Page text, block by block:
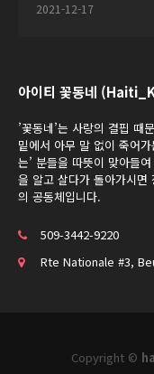
2021-12-17
아이티 꽃동네
’꽃동네’는 사랑의 결핍 때
밑에서 아무 말 없이 죽어
는’ 분들을 따뜻이 맞아들
을 알고 살다가 돌아가시면
의 공동체입니다.
509-3442-9220
Rte Nationale #3,
Copyright ©